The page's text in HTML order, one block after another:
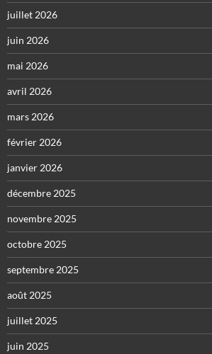
juillet 2026
juin 2026
mai 2026
avril 2026
mars 2026
février 2026
janvier 2026
décembre 2025
novembre 2025
octobre 2025
septembre 2025
août 2025
juillet 2025
juin 2025